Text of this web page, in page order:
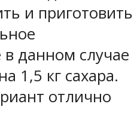
и приготовить
данном случае
1,5 кг сахара.
отлично